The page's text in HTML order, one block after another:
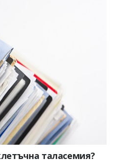
таласемия?